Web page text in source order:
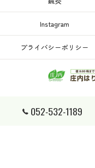
052-532-1189
Instagram
プライバシーポリシー
© 2026 愛知県、名古屋市西区の